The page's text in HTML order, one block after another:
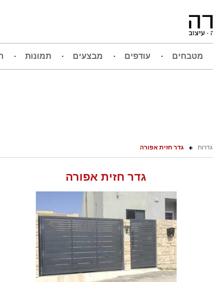
מטבחים עודפים מבצעים תמונות
גדרות גדר חזית אפורה
גדר חזית אפורה